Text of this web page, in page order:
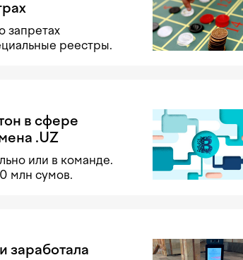
запретах
реестры.
в сфере
.UZ
или в команде.
млн сумов.
заработала